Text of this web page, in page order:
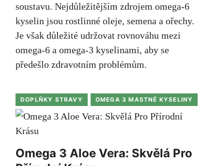
soustavu. Nejdůležitějším zdrojem omega-6
kyselin jsou rostlinné oleje, semena a ořechy.
Je však důležité udržovat rovnováhu mezi
omega-6 a omega-3 kyselinami, aby se
předešlo zdravotním problémům.
DOPLŇKY STRAVY OMEGA 3 MASTNÉ KYSELINY
Omega 3 Aloe Vera: Skvělá Pro